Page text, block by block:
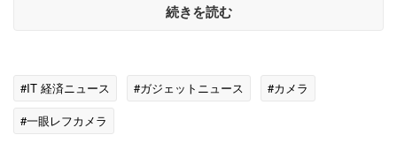
続きを読む
#IT 経済ニュース #ガジェットニュース
#カメラ
#一眼レフカメラ